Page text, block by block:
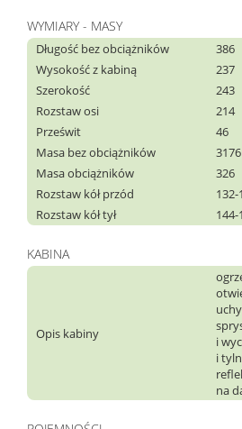
WYMIARY - MASY
Długość bez obciążników
386
Wysokość z kabiną
237
Szerokość
243
Rozstaw osi
214
Prześwit
46
Masa bez obciążników
3176
Masa obciążników
326
Rozstaw kół przód
132-
Rozstaw kół tył
144-
KABINA
Opis kabiny
i
i
na